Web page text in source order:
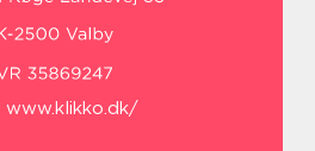
www.klikko.dk/